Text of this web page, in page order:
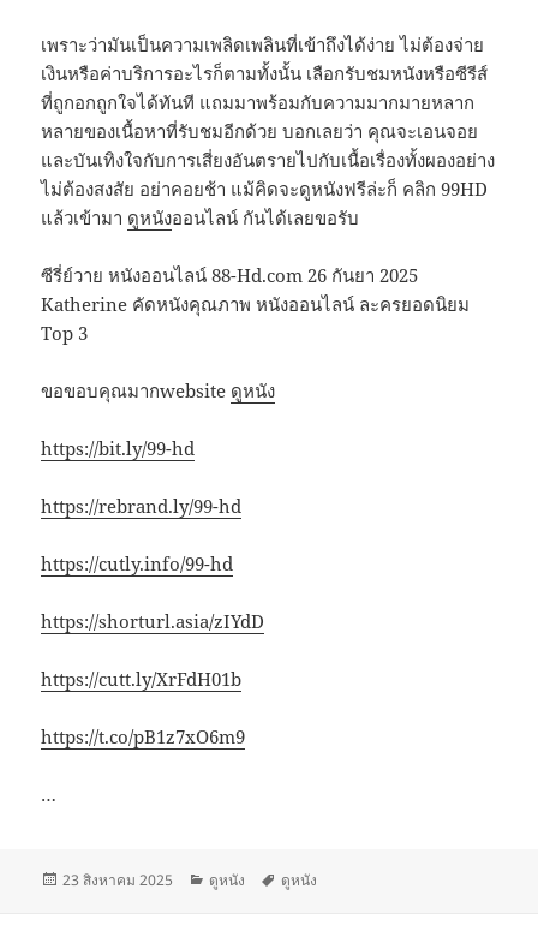
เพราะว่ามันเป็นความเพลิดเพลินที่เข้าถึงได้ง่าย ไม่ต้องจ่าย
เงินหรือค่าบริการอะไรก็ตามทั้งนั้น เลือกรับชมหนังหรือซีรีส์
ที่ถูกอกถูกใจได้ทันที แถมมาพร้อมกับความมากมายหลาก
หลายของเนื้อหาที่รับชมอีกด้วย บอกเลยว่า คุณจะเอนจอย
และบันเทิงใจกับการเสี่ยงอันตรายไปกับเนื้อเรื่องทั้งผองอย่าง
ไม่ต้องสงสัย อย่าคอยช้า แม้คิดจะดูหนังฟรีล่ะก็ คลิก 99HD
แล้วเข้ามา ดูหนังออนไลน์ กันได้เลยขอรับ
ซีรี่ย์วาย หนังออนไลน์ 88-Hd.com 26 กันยา 2025
Katherine คัดหนังคุณภาพ หนังออนไลน์ ละครยอดนิยม
Top 3
ขอขอบคุณมากwebsite ดูหนัง
https://bit.ly/99-hd
https://rebrand.ly/99-hd
https://cutly.info/99-hd
https://shorturl.asia/zIYdD
https://cutt.ly/XrFdH01b
https://t.co/pB1z7xO6m9
…
เขียน
23 สิงหาคม 2025
หมวด
ดูหนัง
ป้าย
ดูหนัง